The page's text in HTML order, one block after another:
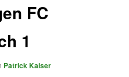
FC
1
Patrick Kaiser